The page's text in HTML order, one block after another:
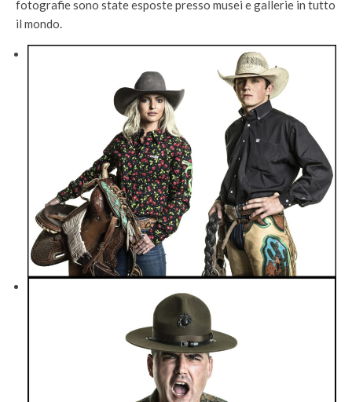
fotografie sono state esposte presso musei e gallerie in tutto
il mondo.